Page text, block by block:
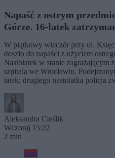
Napaść z ostrym
Górze. 16-latek
W piątkowy wieczór przy ul.
doszło do napaści z użyciem
Nastolatek w stanie zagrażającym
szpitala we Wrocławiu.
latek; drugiego nastolatka policja
Aleksandra Cieślik
Wczoraj 15:22
2 min
Kraj